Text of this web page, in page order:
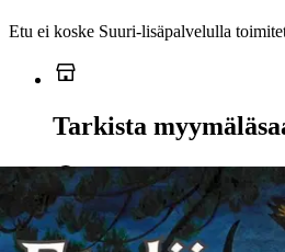
Etu ei koske Suuri‑lisäpalvelulla
Tarkista
Ei saatavilla